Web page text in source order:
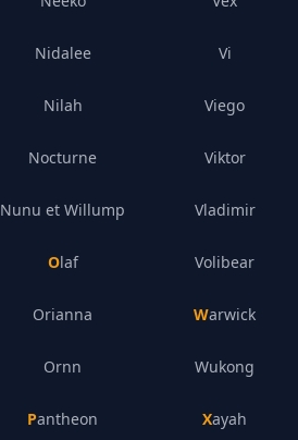
Nidalee
Nilah
Nocturne
Nunu et Willump
Olaf
Orianna
Ornn
Pantheon
Vi
Viego
Viktor
Vladimir
Volibear
Warwick
Wukong
Xayah